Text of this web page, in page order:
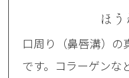
ほ
口周り（鼻唇溝）の
です。コラーゲンな